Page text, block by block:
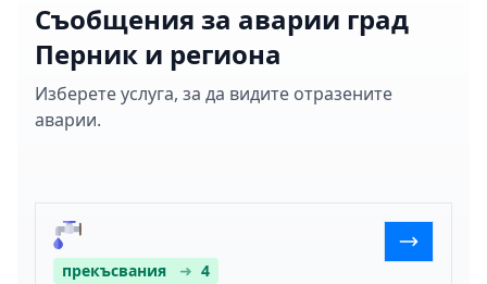
Съобщения за аварии град
Перник и региона
Изберете услуга, за да видите отразените
аварии.
прекъсвания ➜ 4